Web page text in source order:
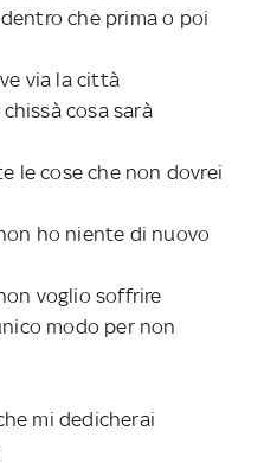
che prima o poi
via la città
cosa sarà
le cose che non dovrei
ho niente di nuovo
voglio soffrire
modo per non
mi dedicherai